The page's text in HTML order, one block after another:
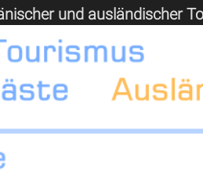
und ausländischer